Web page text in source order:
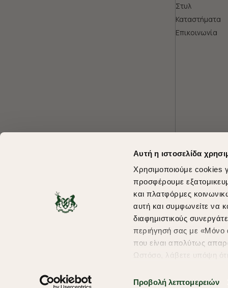
Αυτή η ιστοσελίδα
Χρησιμοποιούμε cookies
προσφέρουμε
και πλατφόρμες
αυτή και συμφωνείτε να
διαφημιστικούς
περιήγησή σας με «Μόνο
που είναι απολύτως
Ωστόσο, λάβετε υπόψη
υπηρεσίες και
Προβολή λεπτομερειών
Στυλ
Καταστήματα
Επικοινωνία
Copyright © 2026 thebostonians.gr. All Rights Reserved.